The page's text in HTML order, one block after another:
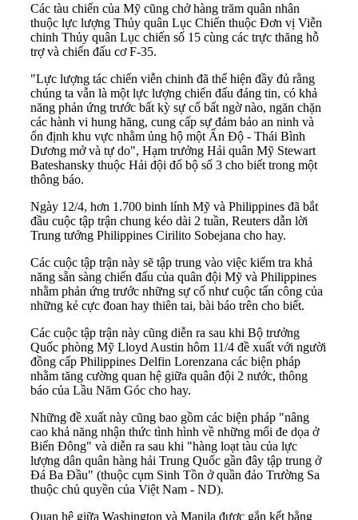
Các tàu chiến của Mỹ cũng chở hàng trăm quân nhân
thuộc lực lượng Thủy quân Lục Chiến thuộc Đơn vị Viễn
chinh Thủy quân Lục chiến số 15 cùng các trực thăng hỗ
trợ và chiến đấu cơ F-35.
"Lực lượng tác chiến viễn chinh đã thể hiện đầy đủ rằng
chúng ta vẫn là một lực lượng chiến đấu đáng tin, có khả
năng phản ứng trước bất kỳ sự cố bất ngờ nào, ngăn chặn
các hành vi hung hăng, cung cấp sự đảm bảo an ninh và
ổn định khu vực nhằm ủng hộ một Ấn Độ - Thái Bình
Dương mở và tự do", Hạm trưởng Hải quân Mỹ Stewart
Bateshansky thuộc Hải đội đổ bộ số 3 cho biết trong một
thông báo.
Ngày 12/4, hơn 1.700 binh lính Mỹ và Philippines đã bắt
đầu cuộc tập trận chung kéo dài 2 tuần, Reuters dẫn lời
Trung tướng Philippines Cirilito Sobejana cho hay.
Các cuộc tập trận này sẽ tập trung vào việc kiểm tra khả
năng sẵn sàng chiến đấu của quân đội Mỹ và Philippines
nhằm phản ứng trước những sự cố như cuộc tấn công của
những kẻ cực đoan hay thiên tai, bài báo trên cho biết.
Các cuộc tập trận này cũng diễn ra sau khi Bộ trưởng
Quốc phòng Mỹ Lloyd Austin hôm 11/4 đề xuất với người
đồng cấp Philippines Delfin Lorenzana các biện pháp
nhằm tăng cường quan hệ giữa quân đội 2 nước, thông
báo của Lầu Năm Góc cho hay.
Những đề xuất này cũng bao gồm các biện pháp "nâng
cao khả năng nhận thức tình hình về những mối đe dọa ở
Biển Đông" và diễn ra sau khi "hàng loạt tàu của lực
lượng dân quân hàng hải Trung Quốc gần đây tập trung ở
Đá Ba Đầu" (thuộc cụm Sinh Tồn ở quần đảo Trường Sa
thuộc chủ quyền của Việt Nam - ND).
Quan hệ giữa Washington và Manila được gắn kết bằng